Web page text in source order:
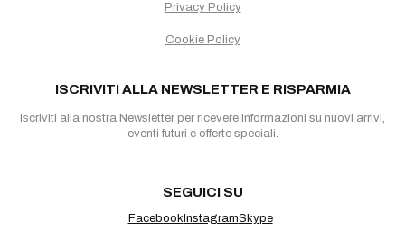
Privacy Policy
Cookie Policy
ISCRIVITI ALLA NEWSLETTER E RISPARMIA
Iscriviti alla nostra Newsletter per ricevere informazioni su nuovi arrivi,
eventi futuri e offerte speciali.
SEGUICI SU
FacebookInstagramSkype